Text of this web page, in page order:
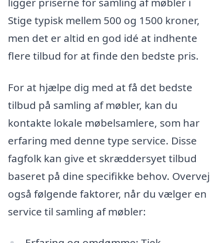
Stige typisk mellem 500 og 1500 kroner,
men det er altid en god idé at indhente
flere tilbud for at finde den bedste pris.
For at hjælpe dig med at få det bedste
tilbud på samling af møbler, kan du
kontakte lokale møbelsamlere, som har
erfaring med denne type service. Disse
fagfolk kan give et skræddersyet tilbud
baseret på dine specifikke behov. Overvej
også følgende faktorer, når du vælger en
service til samling af møbler: